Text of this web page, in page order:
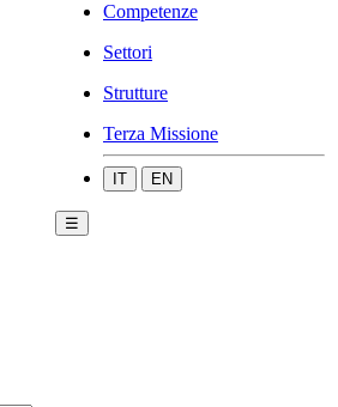
Competenze
Settori
Strutture
Terza Missione
IT EN
☰